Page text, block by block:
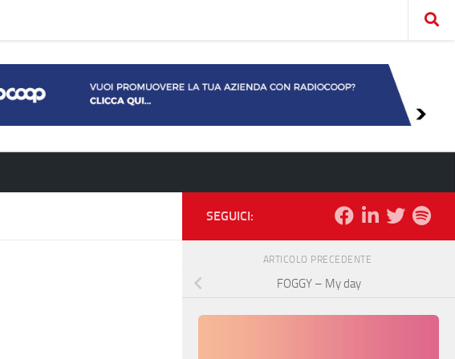
SEGUICI:
ARTICOLO PRECEDENTE
FOGGY – My day